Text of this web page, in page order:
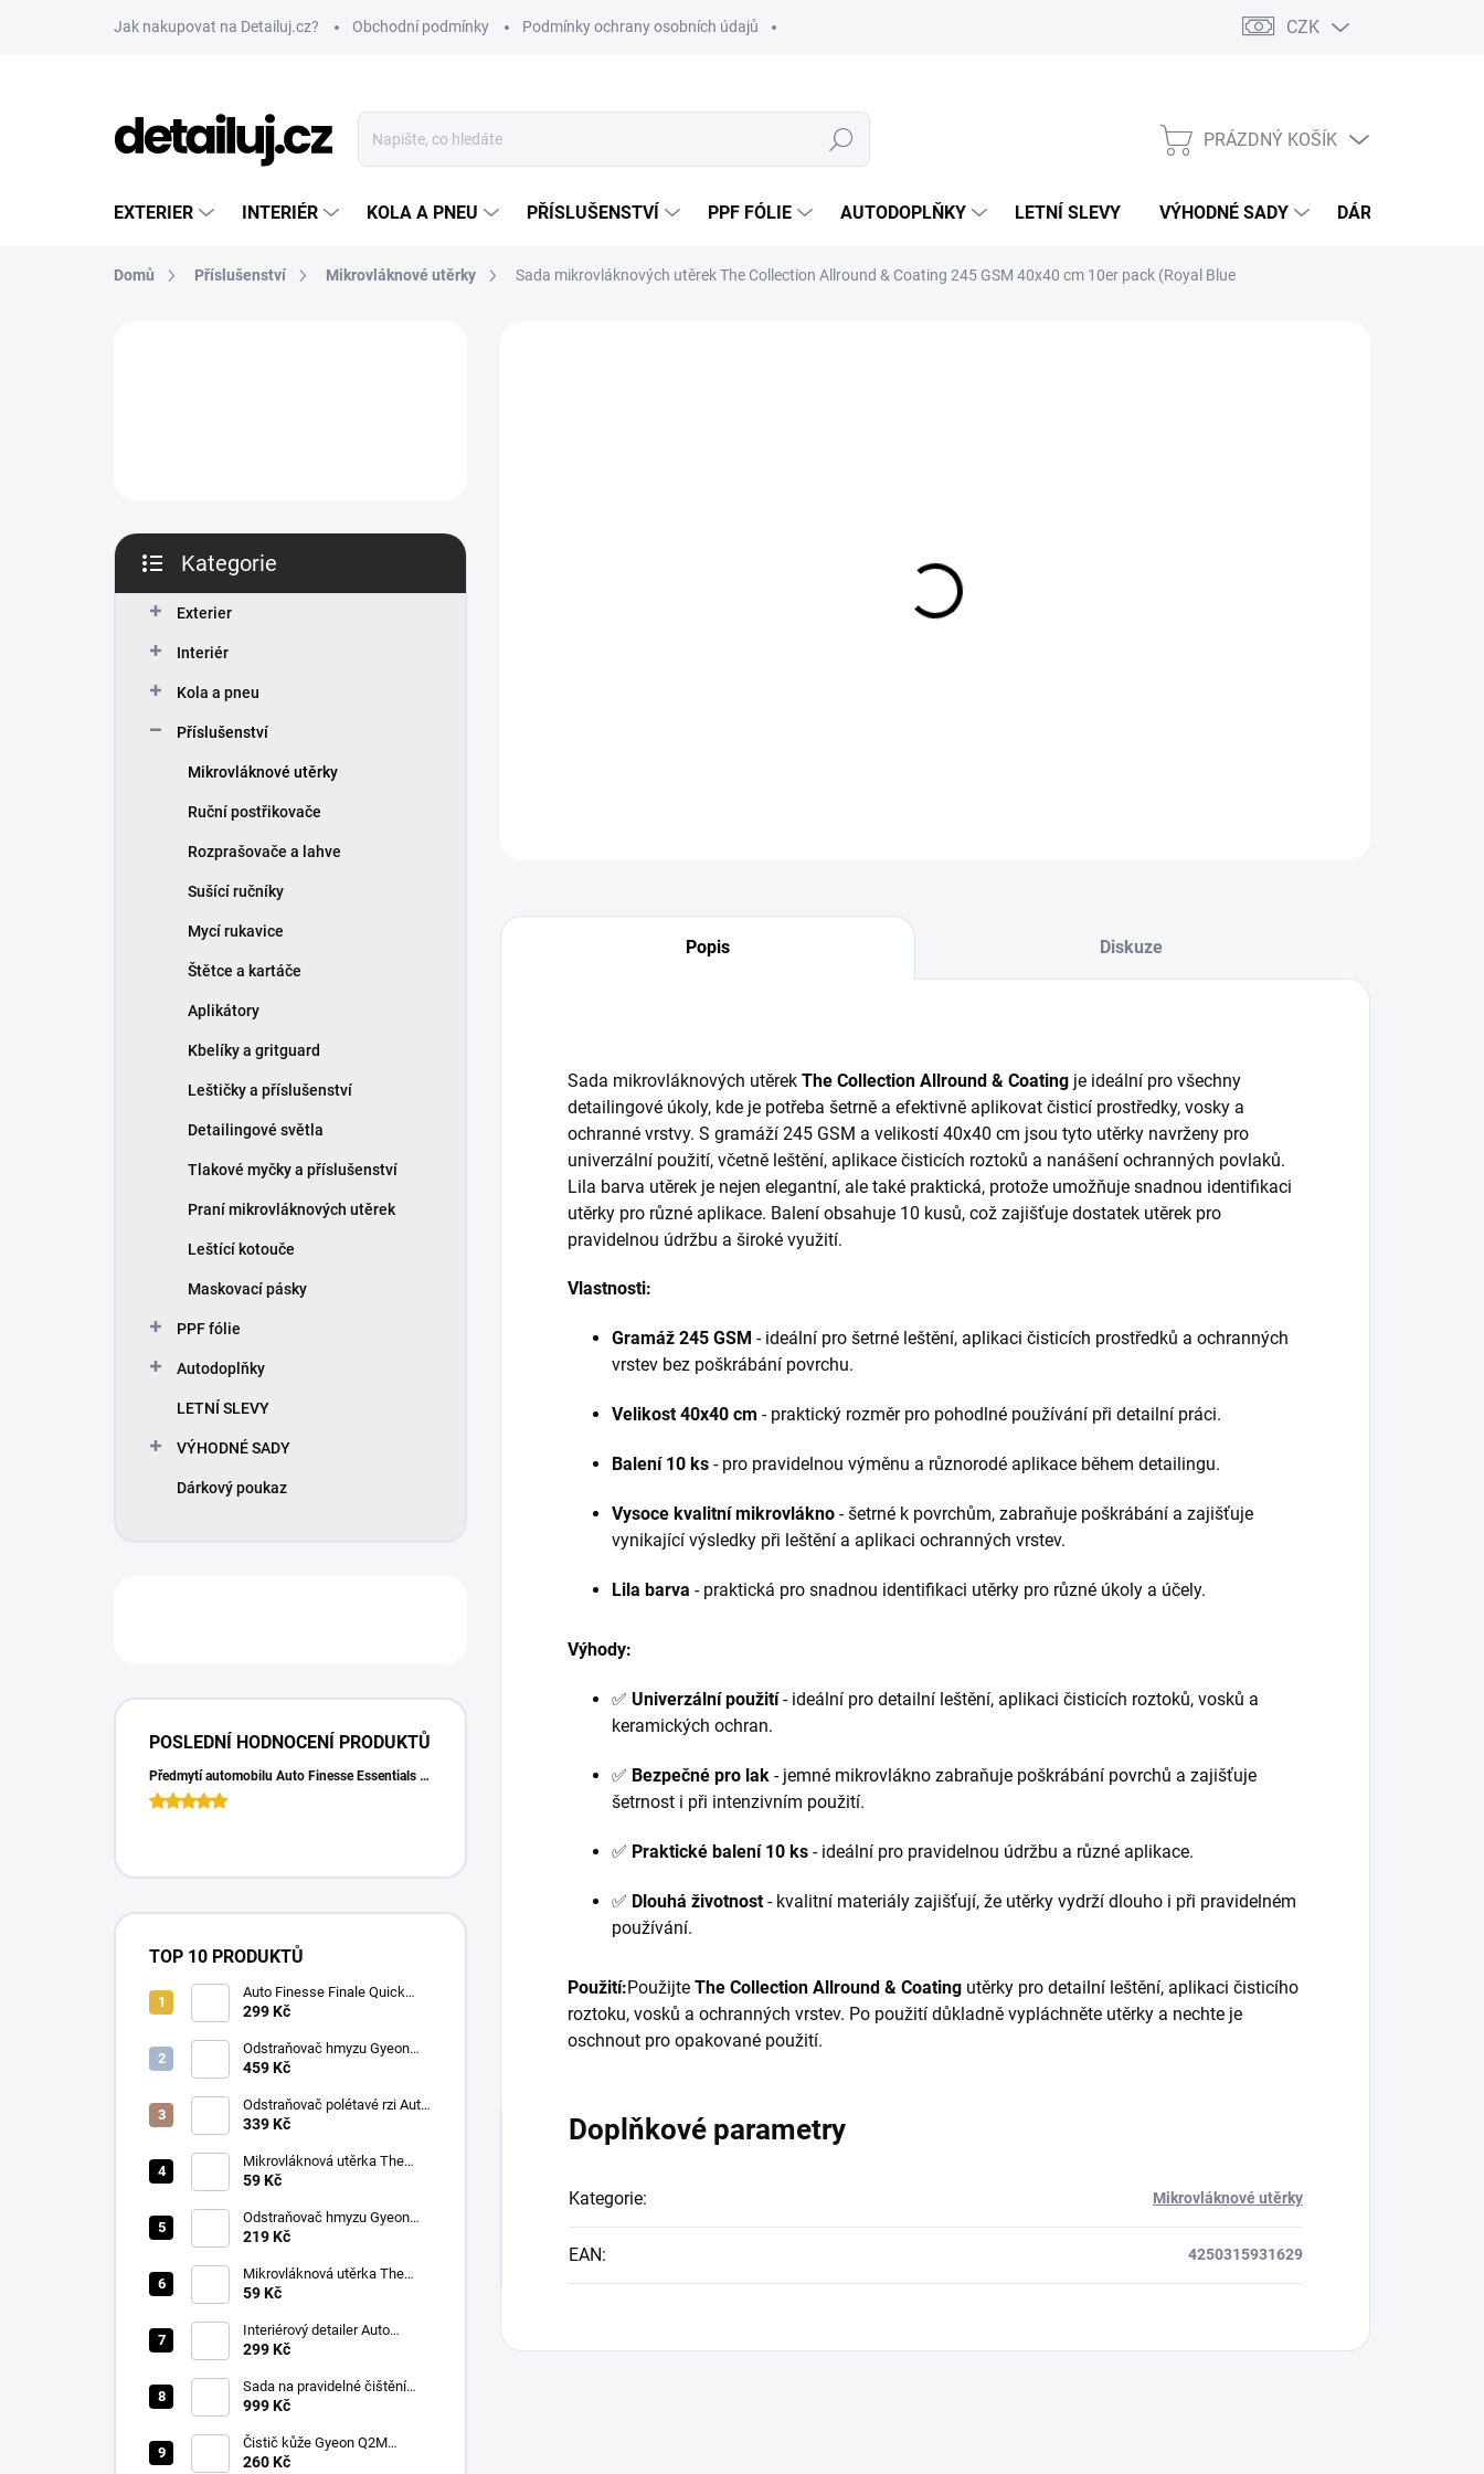
Jak nakupovat na Detailuj.cz? Obchodní podmínky Podmínky ochrany osobních údajů CZK
Hledat
NÁKUPNÍ
PRÁZDNÝ KOŠÍK
EXTERIER INTERIÉR KOLA A PNEU PŘÍSLUŠENSTVÍ PPF FÓLIE AUTODOPLŇKY LETNÍ SLEVY VÝHODNÉ SADY DÁRKOVÝ
Domů Příslušenství Mikrovláknové utěrky Sada mikrovláknových utěrek The Collection Allround & Coating 245 GSM 40x40 cm 10er pack (Royal Blue
p
n
kategorie
Kategorie
Exterier
Interiér
Kola a pneu
Příslušenství
Mikrovláknové utěrky
Ruční postřikovače
Rozprašovače a lahve
Sušící ručníky
Mycí rukavice
Štětce a kartáče
Aplikátory
Kbelíky a gritguard
Leštičky a příslušenství
Detailingové světla
Tlakové myčky a příslušenství
Praní mikrovláknových utěrek
Leštící kotouče
Maskovací pásky
PPF fólie
Autodoplňky
LETNÍ SLEVY
VÝHODNÉ SADY
Dárkový poukaz
POSLEDNÍ HODNOCENÍ PRODUKTŮ
Předmytí automobilu Auto Finesse Essentials Pre-Wash (500 ml)
TOP 10 PRODUKTŮ
Auto Finesse Finale Quick
Detailer (500 ml)
299 Kč
Odstraňovač hmyzu Gyeon
Q2M Bug&Grime (1 L)
459 Kč
Odstraňovač polétavé rzi Auto
Finesse Iron Out
ml)
339 Kč
Mikrovláknová utěrka The
Collection Allround & Coating
Blue)
59 Kč
Odstraňovač hmyzu Gyeon
Q2M Bug&Grime (500 ml)
219 Kč
Mikrovláknová utěrka The
Collection Allround & Coating
59 Kč
Interiérový detailer Auto
Finesse Spritz Interior Detail
299 Kč
Sada na pravidelné čištění
kůže v automobilu od Auto
999 Kč
Čistič kůže Gyeon Q2M
LeatherCleaner NATURAL
260 Kč
Sada Mikrovláknových Utěrek The Collection Allround & Coating
245 GSM 40x40 cm 10 ks (
Popis Diskuze
Sada mikrovláknových utěrek The Collection Allround & Coating je ideální pro všechny
detailingové úkoly, kde je potřeba šetrně a efektivně aplikovat čisticí prostředky, vosky a
ochranné vrstvy. S gramáží 245 GSM a velikostí 40x40 cm jsou tyto utěrky navrženy pro
univerzální použití, včetně leštění, aplikace čisticích roztoků a nanášení ochranných povlaků.
Lila barva utěrek je nejen elegantní, ale také praktická, protože umožňuje snadnou identifikaci
utěrky pro různé aplikace. Balení obsahuje 10 kusů, což zajišťuje dostatek utěrek pro
pravidelnou údržbu a široké využití.
Vlastnosti:
Gramáž 245 GSM - ideální pro šetrné leštění, aplikaci čisticích prostředků a ochranných
vrstev bez poškrábání povrchu.
Velikost 40x40 cm - praktický rozměr pro pohodlné používání při detailní práci.
Balení 10 ks - pro pravidelnou výměnu a různorodé aplikace během detailingu.
Vysoce kvalitní mikrovlákno - šetrné k povrchům, zabraňuje poškrábání a zajišťuje
vynikající výsledky při leštění a aplikaci ochranných vrstev.
Lila barva - praktická pro snadnou identifikaci utěrky pro různé úkoly a účely.
Výhody:
✅ Univerzální použití- ideální pro detailní leštění, aplikaci čisticích roztoků, vosků a
keramických ochran.
✅ Bezpečné pro lak - jemné mikrovlákno zabraňuje poškrábání povrchů a zajišťuje
šetrnost i při intenzivním použití.
✅ Praktické balení 10 ks - ideální pro pravidelnou údržbu a různé aplikace.
✅ Dlouhá životnost- kvalitní materiály zajišťují, že utěrky vydrží dlouho i při pravidelném
používání.
Použití:Použijte The Collection Allround & Coating utěrky pro detailní leštění, aplikaci čisticího
roztoku, vosků a ochranných vrstev. Po použití důkladně vypláchněte utěrky a nechte je
oschnout pro opakované použití.
Doplňkové parametry
Kategorie: Mikrovláknové utěrky
EAN: 4250315931629